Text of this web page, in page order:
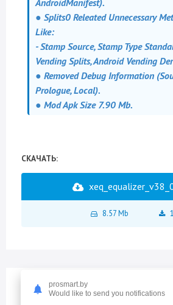
AndroidManifest).
● Splits0 Releated Unnecessary
Like:
- Stamp Source, Stamp Type
Vending Splits, Android Vending
● Removed Debug Information
Prologue, Local).
● Mod Apk Size 7.90 Mb.
СКАЧАТЬ:
8.57 Mb
Комментарии (19)
prosmart.by
Would like to send you notifications